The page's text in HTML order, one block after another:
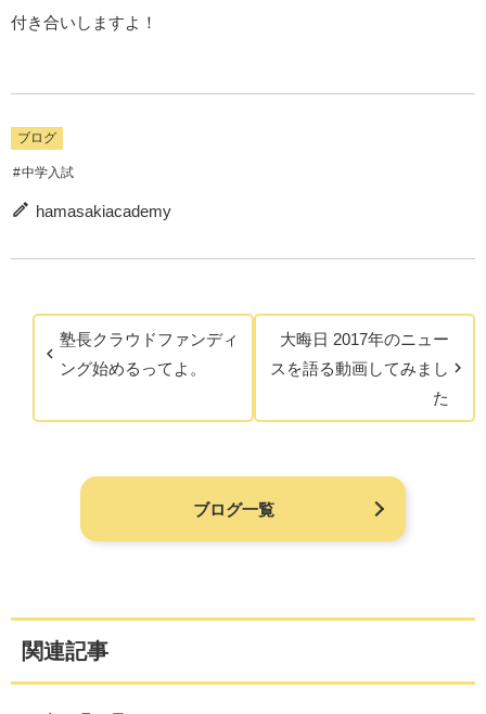
付き合いしますよ！
ブログ
中学入試
hamasakiacademy
塾長クラウドファンディ
ング始めるってよ。
大晦日 2017年のニュー
スを語る動画してみまし
た
ブログ一覧
関連記事